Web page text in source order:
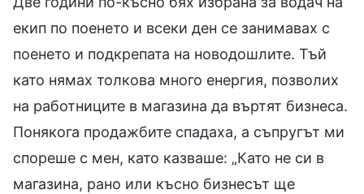
екип по поенето и всеки ден се занимавах с
поенето и подкрепата на новодошлите. Тъй
като нямах толкова много енергия, позволих
на работниците в магазина да въртят бизнеса.
Понякога продажбите спадаха, а съпругът ми
спореше с мен, като казваше: „Като не си в
магазина, рано или късно бизнесът ще